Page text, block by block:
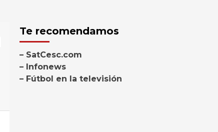
Te recomendamos
– SatCesc.com
– Infonews
– Fútbol en la televisión